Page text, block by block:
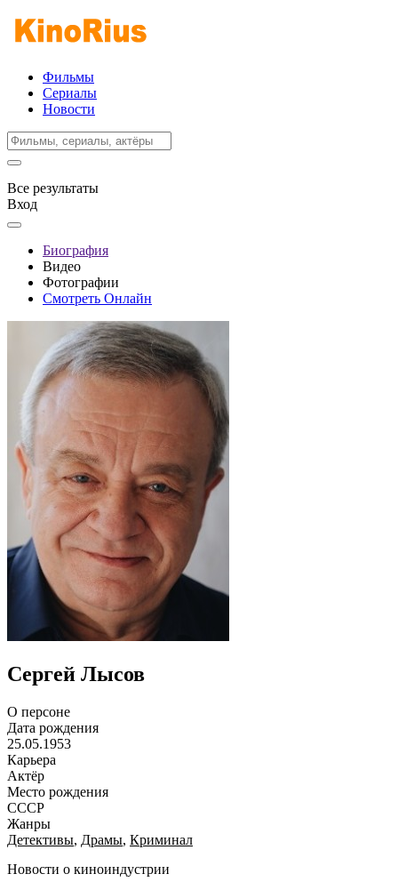
Фильмы
Сериалы
Новости
Все результаты
Вход
Биография
Видео
Фотографии
Смотреть Онлайн
Сергей Лысов
О персоне
Дата рождения
25.05.1953
Карьера
Актёр
Место рождения
СССР
Жанры
Детективы, Драмы, Криминал
Новости о киноиндустрии